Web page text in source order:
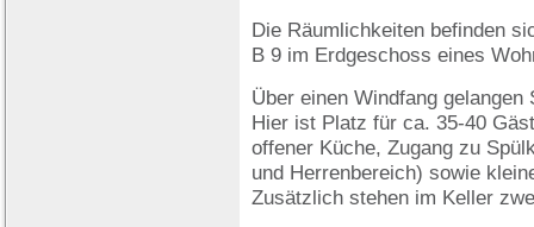
Die Räumlichkeiten befinden
B 9 im Erdgeschoss eines
Über einen Windfang
Hier ist Platz für ca. 35-40
offener Küche, Zugang zu
und Herrenbereich) sowie
Zusätzlich stehen im Keller